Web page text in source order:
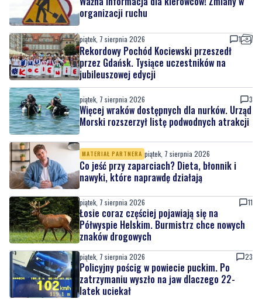
organizacji ruchu
piątek, 7 sierpnia 2026 1
Rekordowy Pochód Kociewski przeszedł
przez Gdańsk. Tysiące uczestników na
jubileuszowej edycji
piątek, 7 sierpnia 2026 3
Więcej wraków dostępnych dla nurków. Urząd
Morski rozszerzył listę podwodnych atrakcji
MATERIAŁ PARTNERA piątek, 7 sierpnia 2026
Co jeść przy zaparciach? Dieta, błonnik i
nawyki, które naprawdę działają
piątek, 7 sierpnia 2026 11
Łosie coraz częściej pojawiają się na
Półwyspie Helskim. Burmistrz chce nowych
znaków drogowych
piątek, 7 sierpnia 2026 23
Policyjny pościg w powiecie puckim. Po
zatrzymaniu wyszło na jaw dlaczego 22-
latek uciekał